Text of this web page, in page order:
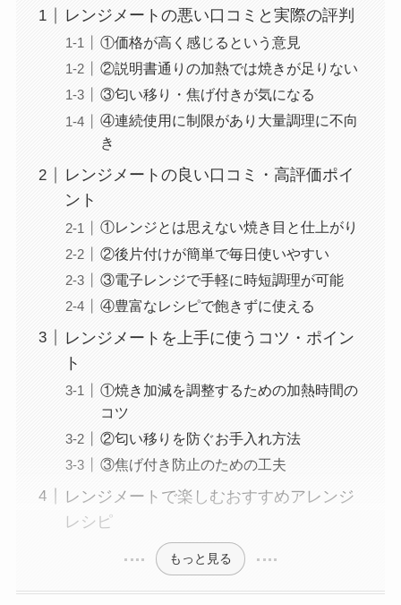
レンジメートの悪い口コミと実際の評判
①価格が高く感じるという意見
②説明書通りの加熱では焼きが足りない
③匂い移り・焦げ付きが気になる
④連続使用に制限があり大量調理に不向
き
レンジメートの良い口コミ・高評価ポイ
ント
①レンジとは思えない焼き目と仕上がり
②後片付けが簡単で毎日使いやすい
③電子レンジで手軽に時短調理が可能
④豊富なレシピで飽きずに使える
レンジメートを上手に使うコツ・ポイン
ト
①焼き加減を調整するための加熱時間の
コツ
②匂い移りを防ぐお手入れ方法
③焦げ付き防止のための工夫
レンジメートで楽しむおすすめアレンジ
レシピ
もっと見る